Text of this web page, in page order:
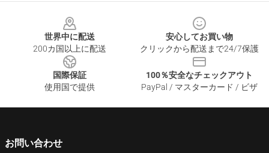
世界中に配送
200カ国以上に配送
安心してお買い物
クリックから配送まで24/7保護
国際保証
使用国で提供
100％安全なチェックアウト
PayPal / マスターカード / ビザ
お問い合わせ